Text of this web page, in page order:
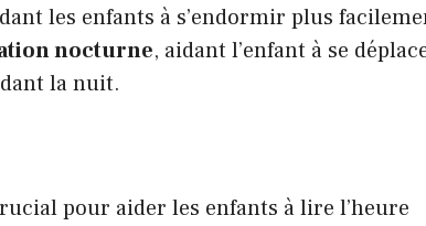
les enfants à s’endormir plus
nocturne, aidant l’enfant à se
la nuit.
pour aider les enfants à lire l’heure